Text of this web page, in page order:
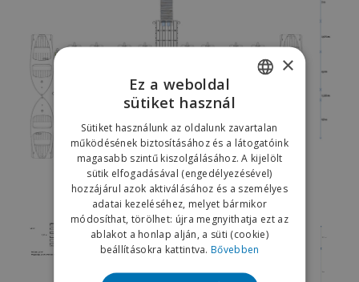
HUNGARIAN
ENGLISH
×
Ez a weboldal
sütiket használ
Sütiket használunk az oldalunk zavartalan
működésének biztosításához és a látogatóink
magasabb szintű kiszolgálásához. A kijelölt
sütik elfogadásával (engedélyezésével)
hozzájárul azok aktiválásához és a személyes
adatai kezeléséhez, melyet bármikor
módosíthat, törölhet: újra megnyithatja ezt az
ablakot a honlap alján, a süti (cookie)
beállításokra kattintva. Bővebben